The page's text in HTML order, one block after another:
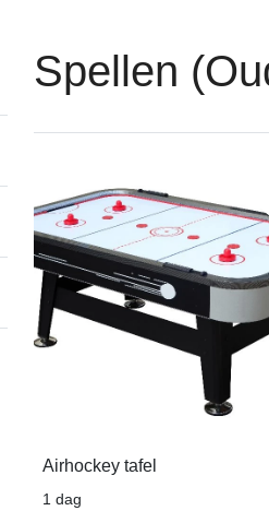
Spellen
Airhockey tafel
1 dag